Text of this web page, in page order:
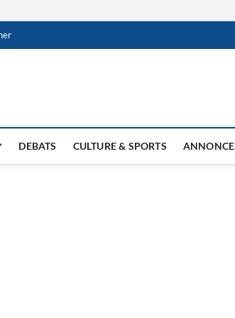
HEBDO
DEBATS CULTURE & SPORTS